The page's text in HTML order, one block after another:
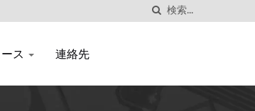
ス 連絡先